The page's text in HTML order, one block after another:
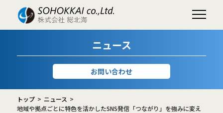
ニュース
お問い合わせ
トップ
ニュース
地域や拠点ごとに特色を活かしたSNS発信「つながり」を強みに変え